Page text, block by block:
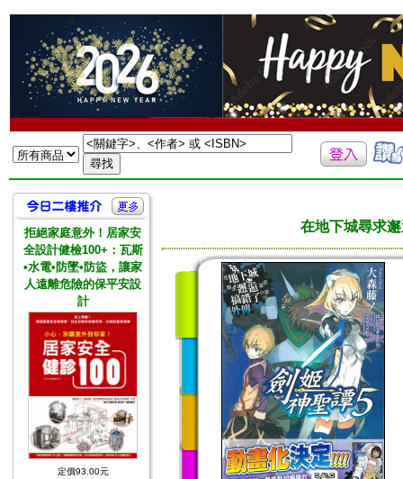
拒絕家庭意外！居家安
全設計健檢100+：瓦斯
•水電•防墜•防盜，讓家
人遠離危險的保平安設
計
定價93.00元
在地下城尋求